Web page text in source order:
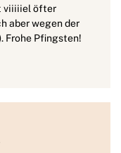
viiiiiel öfter
aber wegen der
Frohe Pfingsten!